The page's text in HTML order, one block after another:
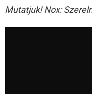
Mutatjuk! Nox: